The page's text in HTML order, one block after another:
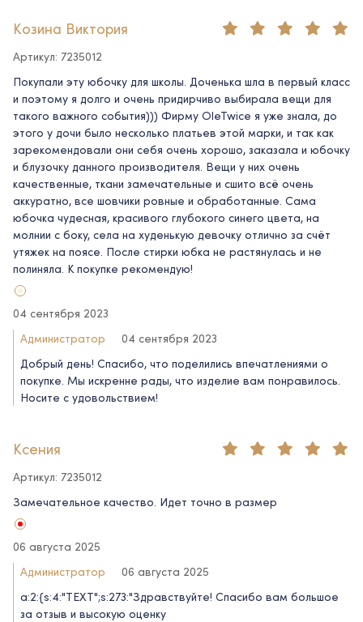
Козина Виктория
Артикул: 7235012
Покупали эту юбочку для школы. Доченька шла в первый класс
и поэтому я долго и очень придирчиво выбирала вещи для
такого важного события))) Фирму OleTwice я уже знала, до
этого у дочи было несколько платьев этой марки, и так как
зарекомендовали они себя очень хорошо, заказала и юбочку
и блузочку данного производителя. Вещи у них очень
качественные, ткани замечательные и сшито всё очень
аккуратно, все шовчики ровные и обработанные. Сама
юбочка чудесная, красивого глубокого синего цвета, на
молнии с боку, села на худенькую девочку отлично за счёт
утяжек на поясе. После стирки юбка не растянулась и не
полиняла. К покупке рекомендую!
04 сентября 2023
Администратор
04 сентября 2023
Добрый день! Спасибо, что поделились впечатлениями о
покупке. Мы искренне рады, что изделие вам понравилось.
Носите с удовольствием!
Ксения
Артикул: 7235012
Замечательное качество. Идет точно в размер
06 августа 2025
Администратор
06 августа 2025
a:2:{s:4:"TEXT";s:273:"Здравствуйте! Спасибо вам большое
за отзыв и высокую оценку